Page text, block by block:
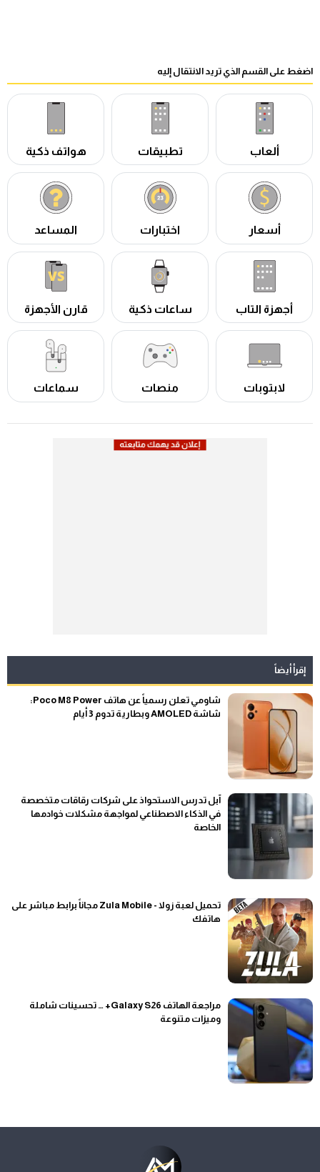
اضغط على القسم الذي تريد الانتقال إليه
ألعاب تطبيقات هواتف ذكية
أسعار اختبارات المساعد
أجهزة التاب ساعات ذكية قارن الأجهزة
لابتوبات منصات سماعات
إقرأ أيضاً
شاومي تعلن رسمياً عن هاتف Poco M8 Power:
شاشة AMOLED وبطارية تدوم 3 أيام
آبل تدرس الاستحواذ على شركات رقاقات متخصصة
في الذكاء الاصطناعي لمواجهة مشكلات خوادمها
الخاصة
تحميل لعبة زولا - Zula Mobile مجاناً برابط مباشر على
هاتفك
مراجعة الهاتف Galaxy S26+ … تحسينات شاملة
وميزات متنوعة